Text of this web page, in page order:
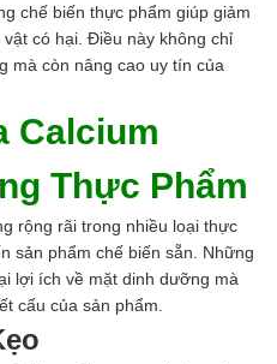
chế biến thực phẩm giúp giảm
có hại. Điều này không chỉ
mà còn nâng cao uy tín của
Calcium
Thực Phẩm
rộng rãi trong nhiều loại thực
sản phẩm chế biến sẵn. Những
lợi ích về mặt dinh dưỡng mà
cấu của sản phẩm.